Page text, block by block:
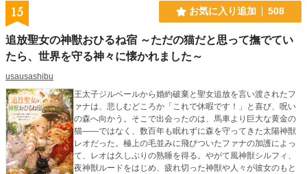
15 お気に入り追加 508
追放聖女の神獣おひるね宿 ～ただの猫だと思って撫でてい
たら、世界を守る神々に懐かれました～
usausashibu
王太子ジルベールから婚約破棄と聖女追放を言い渡されたフ
ァナは、悲しむどころか「これで休暇です！」と喜び、呪い
の森へ向かう。そこで出会ったのは、馬車より巨大な黄金の
猫――ではなく、数百年も眠れずに森を守ってきた太陽神獣
レオだった。極上の毛並みに飛びついたファナの加護によっ
て、レオは久しぶりの熟睡を得る。やがて風神獣シルフィ、
夜神獣ルードをはじめ、疲れ切った神獣や人々が彼女のもと